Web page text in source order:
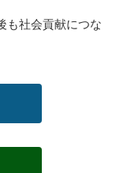
も社会貢献につな